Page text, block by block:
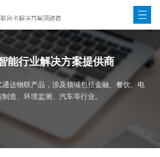
能行业解决方案提供商
通达物联产品，涉及领域包括金融、餐饮、电
造、环境监测、汽车等行业。